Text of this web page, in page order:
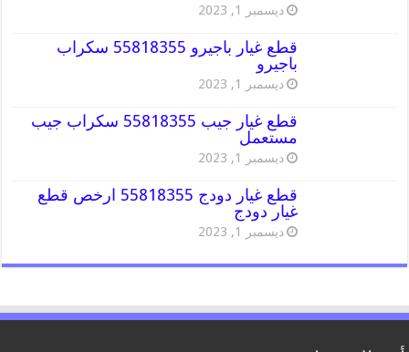
ديسمبر 1, 2023
قطع غيار باجيرو 55818355 سكراب
باجيرو
ديسمبر 1, 2023
قطع غيار جيب 55818355 سكراب جيب
مستعمل
ديسمبر 1, 2023
قطع غيار دودج 55818355 ارخص قطع
غيار دودج
ديسمبر 1, 2023